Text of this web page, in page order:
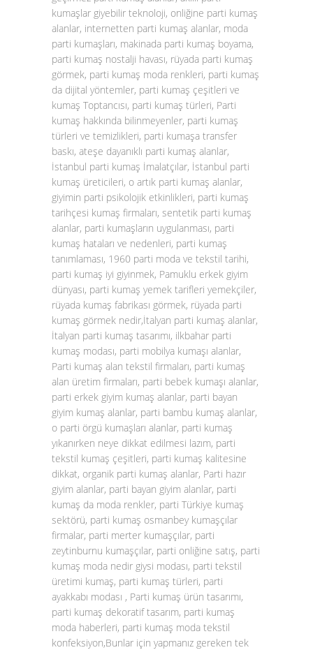
kumaşlar giyebilir teknoloji, onliğine parti kumaş
alanlar, internetten parti kumaş alanlar, moda
parti kumaşları, makinada parti kumaş boyama,
parti kumaş nostalji havası, rüyada parti kumaş
görmek, parti kumaş moda renkleri, parti kumaş
da dijital yöntemler, parti kumaş çeşitleri ve
kumaş Toptancısı, parti kumaş türleri, Parti
kumaş hakkında bilinmeyenler, parti kumaş
türleri ve temizlikleri, parti kumaşa transfer
baskı, ateşe dayanıklı parti kumaş alanlar,
İstanbul parti kumaş İmalatçılar, İstanbul parti
kumaş üreticileri, o artık parti kumaş alanlar,
giyimin parti psikolojik etkinlikleri, parti kumaş
tarihçesi kumaş firmaları, sentetik parti kumaş
alanlar, parti kumaşların uygulanması, parti
kumaş hataları ve nedenleri, parti kumaş
tanımlaması, 1960 parti moda ve tekstil tarihi,
parti kumaş iyi giyinmek, Pamuklu erkek giyim
dünyası, parti kumaş yemek tarifleri yemekçiler,
rüyada kumaş fabrikası görmek, rüyada parti
kumaş görmek nedir,İtalyan parti kumaş alanlar,
İtalyan parti kumaş tasarımı, ilkbahar parti
kumaş modası, parti mobilya kumaşı alanlar,
Parti kumaş alan tekstil firmaları, parti kumaş
alan üretim firmaları, parti bebek kumaşı alanlar,
parti erkek giyim kumaş alanlar, parti bayan
giyim kumaş alanlar, parti bambu kumaş alanlar,
o parti örgü kumaşları alanlar, parti kumaş
yıkanırken neye dikkat edilmesi lazım, parti
tekstil kumaş çeşitleri, parti kumaş kalitesine
dikkat, organik parti kumaş alanlar, Parti hazır
giyim alanlar, parti bayan giyim alanlar, parti
kumaş da moda renkler, parti Türkiye kumaş
sektörü, parti kumaş osmanbey kumaşçılar
firmalar, parti merter kumaşçılar, parti
zeytinburnu kumaşçılar, parti onliğine satış, parti
kumaş moda nedir giysi modası, parti tekstil
üretimi kumaş, parti kumaş türleri, parti
ayakkabı modası , Parti kumaş ürün tasarımı,
parti kumaş dekoratif tasarım, parti kumaş
moda haberleri, parti kumaş moda tekstil
konfeksiyon,Bunlar için yapmanız gereken tek